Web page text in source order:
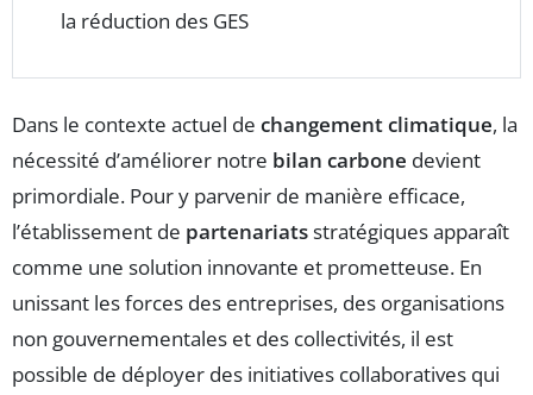
la réduction des GES
Dans le contexte actuel de changement climatique, la
nécessité d’améliorer notre bilan carbone devient
primordiale. Pour y parvenir de manière efficace,
l’établissement de partenariatsstratégiques apparaît
comme une solution innovante et prometteuse. En
unissant les forces des entreprises, des organisations
non gouvernementales et des collectivités, il est
possible de déployer des initiatives collaboratives qui